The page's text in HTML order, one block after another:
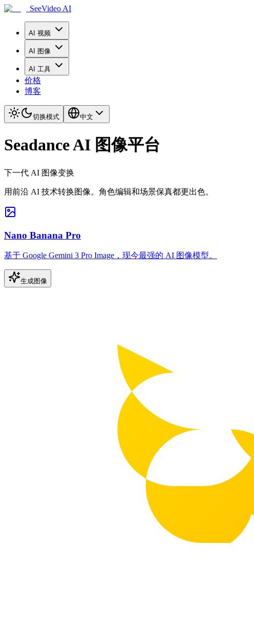
SeeVideo AI
AI 视频
AI 图像
AI 工具
价格
博客
切换模式 中文
Seadance AI 图像平台
下一代 AI 图像变换
用前沿 AI 技术转换图像。角色编辑和场景保真都更出色。
Nano Banana Pro
基于 Google Gemini 3 Pro Image，现今最强的 AI 图像模型。
生成图像